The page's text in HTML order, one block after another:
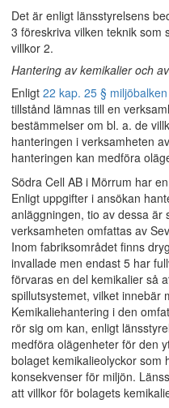
Det är enligt länsstyrelsens
3 föreskriva vilken teknik som
villkor 2.
Hantering av kemikalier och
Enligt 22 kap. 25 § miljöbalken
tillstånd lämnas till en
bestämmelser om bl. a. de
hanteringen i verksamheten
hanteringen kan medföra
Södra Cell AB i Mörrum har
Enligt uppgifter i ansökan
anläggningen, tio av dessa är
verksamheten omfattas av
Inom fabriksområdet finns
invallade men endast 5 har
förvaras en del kemikalier så
spillutsystemet, vilket innebär
Kemikaliehantering i den
rör sig om kan, enligt
medföra olägenheter för den
bolaget kemikalieolyckor som
konsekvenser för miljön.
att villkor för bolagets